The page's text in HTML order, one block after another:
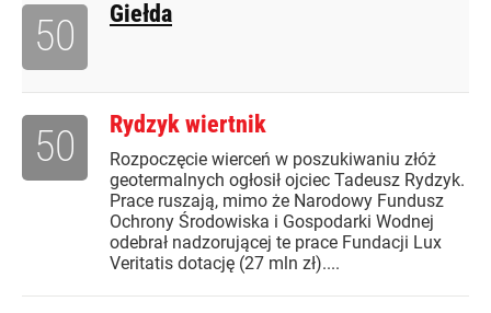
Giełda
50
Rydzyk wiertnik
Rozpoczęcie wierceń w poszukiwaniu złóż
geotermalnych ogłosił ojciec Tadeusz Rydzyk.
Prace ruszają, mimo że Narodowy Fundusz
Ochrony Środowiska i Gospodarki Wodnej
odebrał nadzorującej te prace Fundacji Lux
Veritatis dotację (27 mln zł)....
50